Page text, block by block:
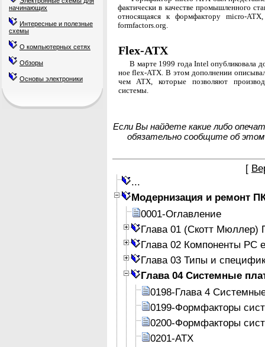
начинающих
Интересные и полезные
схемы
О компьютерных сетях
Обзоры
Основы электроники
фактически в качестве промышленного
относящаяся к формфактору micro-
formfactors.org.
Flex-ATX
В марте 1999 года Intel опубликовала
ное flex-ATX. В этом дополнении
чем АТХ, которые позволяют
системы.
Если Вы найдете какие либо
обязательно сообщите об
[
Модернизация и ремонт
0001-Оглавление
Глава 01 (Скотт Мюллер)
Глава 02 Компоненты PC
Глава 03 Типы и
Глава 04 Системные
0198-Глава 4
0199-Формфакторы
0200-Формфакторы
0201-АТХ